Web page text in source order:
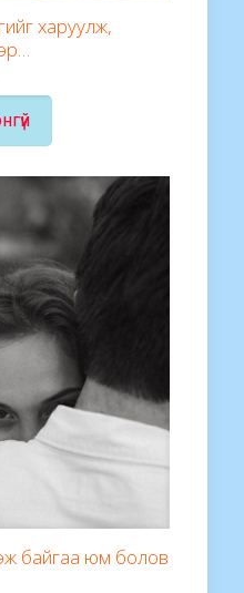
харуулж,
байгаа юм болов